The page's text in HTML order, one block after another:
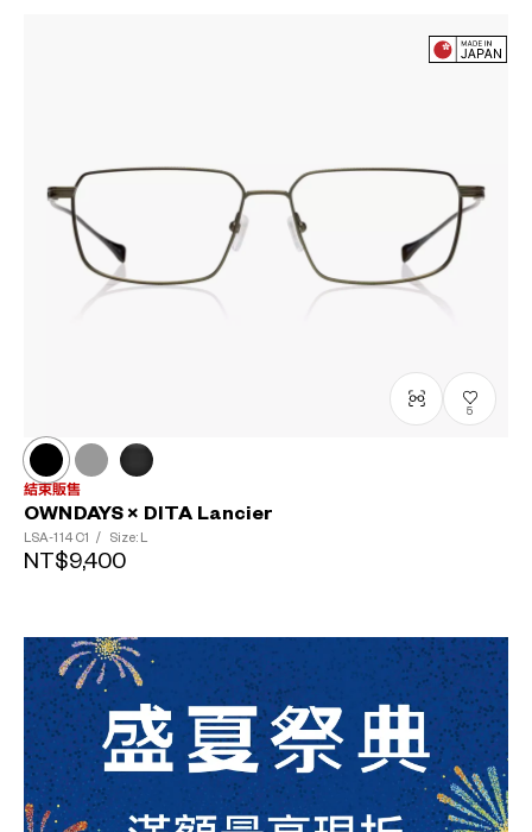
5
結束販售
OWNDAYS × DITA Lancier
LSA-114C1 / Size: L
NT$9,400